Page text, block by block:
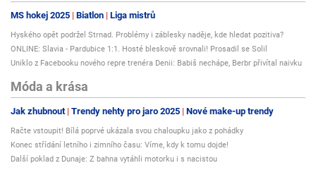
1. ActiMaris Gel naneste ve vrstvě 2 - 3 mm přímo na afty a nechte
působit. Gel se bude postupně vstřebávat, cca 5 - 10 minut.
2. Aplikaci opakujte podle potřeby až do zmírnění či vymizení obtíží.
Pokud je v ústech hned několik aft najednou, doporučujeme ošetřit ústa
nejdříve roztokem ActiMaris Sensitiv nebo Forte. Přiměřeným množstvím
roztoku ActiMaris ústa vypláchněte, v ústech nechte působit alespoň 30.
Roztok ActiMaris neřeďte. Poté na jednotlivé afty naneste ActiMaris Gel
dle návodu výš. Přečtěte si o účinném hojení aft více.
MS hokej 2025 Biatlon Liga mistrů
Hyského opět podržel Strnad. Problémy i záblesky naděje, kde hledat pozitiva?
ONLINE: Slavia - Pardubice 1:1. Hosté bleskově srovnali! Prosadil se Solil
Uniklo z Facebooku nového repre trenéra Denii: Babiš nechápe, Berbr přivítal naivku
Móda a krása
Jak zhubnout Trendy nehty pro jaro 2025 Nové make-up trendy
Račte vstoupit! Bílá poprvé ukázala svou chaloupku jako z pohádky
Konec střídání letního i zimního času: Víme, kdy k tomu dojde!
Další poklad z Dunaje: Z bahna vytáhli motorku i s nacistou